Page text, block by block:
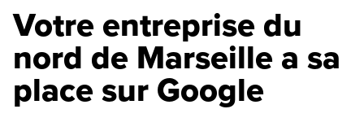
Votre entreprise du
nord de Marseille a sa
place sur Google